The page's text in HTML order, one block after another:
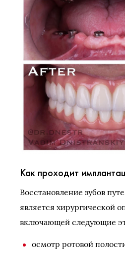
Как проходит
Восстановление зубов
является хирургической
включающей следующие
осмотр ротовой